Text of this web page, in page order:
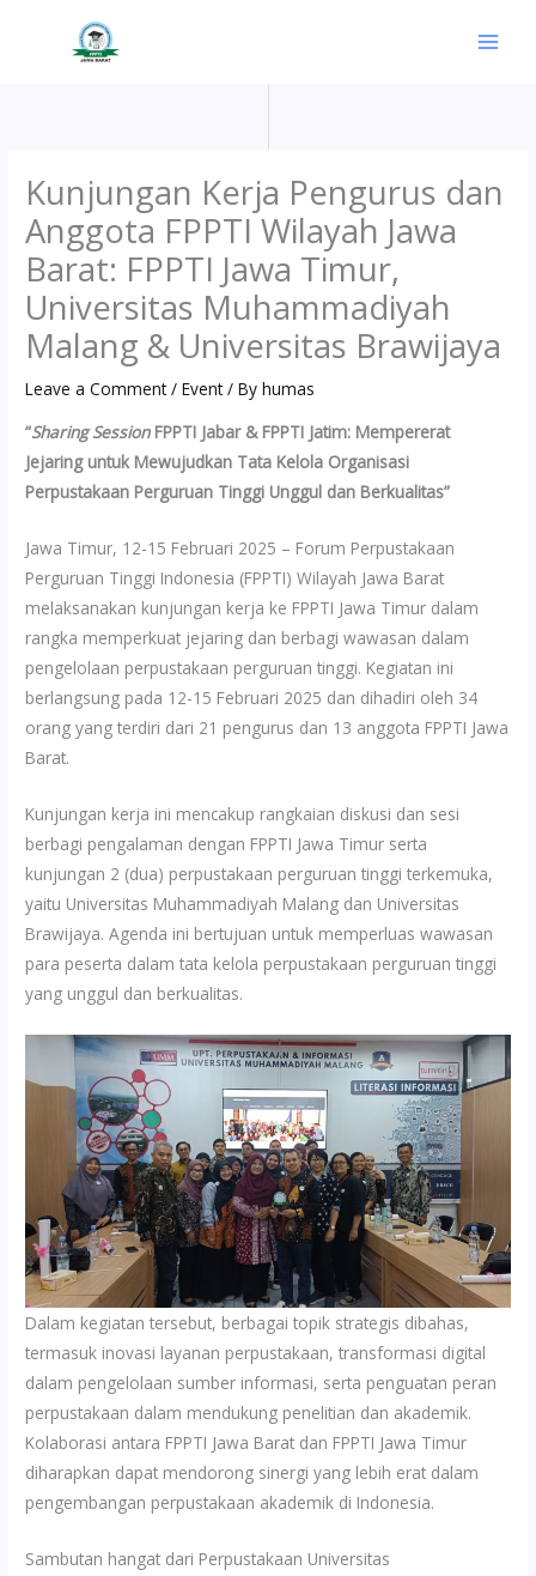
Kunjungan Kerja Pengurus dan
Anggota FPPTI Wilayah Jawa
Barat: FPPTI Jawa Timur,
Universitas Muhammadiyah
Malang & Universitas Brawijaya
Leave a Comment /Event/ Byhumas
“Sharing SessionFPPTI Jabar & FPPTI Jatim: Mempererat
Jejaring untuk Mewujudkan Tata Kelola Organisasi
Perpustakaan Perguruan Tinggi Unggul dan Berkualitas”
Jawa Timur, 12-15 Februari 2025 – Forum Perpustakaan
Perguruan Tinggi Indonesia (FPPTI) Wilayah Jawa Barat
melaksanakan kunjungan kerja ke FPPTI Jawa Timur dalam
rangka memperkuat jejaring dan berbagi wawasan dalam
pengelolaan perpustakaan perguruan tinggi. Kegiatan ini
berlangsung pada 12-15 Februari 2025 dan dihadiri oleh 34
orang yang terdiri dari 21 pengurus dan 13 anggota FPPTI Jawa
Barat.
Kunjungan kerja ini mencakup rangkaian diskusi dan sesi
berbagi pengalaman dengan FPPTI Jawa Timur serta
kunjungan 2 (dua) perpustakaan perguruan tinggi terkemuka,
yaitu Universitas Muhammadiyah Malang dan Universitas
Brawijaya. Agenda ini bertujuan untuk memperluas wawasan
para peserta dalam tata kelola perpustakaan perguruan tinggi
yang unggul dan berkualitas.
Dalam kegiatan tersebut, berbagai topik strategis dibahas,
termasuk inovasi layanan perpustakaan, transformasi digital
dalam pengelolaan sumber informasi, serta penguatan peran
perpustakaan dalam mendukung penelitian dan akademik.
Kolaborasi antara FPPTI Jawa Barat dan FPPTI Jawa Timur
diharapkan dapat mendorong sinergi yang lebih erat dalam
pengembangan perpustakaan akademik di Indonesia.
Sambutan hangat dari Perpustakaan Universitas